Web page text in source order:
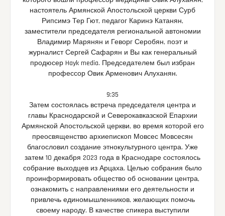
настоятель Армянской Апостольской церкви Сурб
Рипсимэ Тер Гют, педагог Каринэ Катанян,
заместители председателя региональной автономии
Владимир Марянян и Геворг Серобян, поэт и
журналист Сергей Сафарян и Вы как генеральный
продюсер Hayk media. Председателем был избран
профессор Овик Арменович Алуханян.
9:35
Затем состоялась встреча председателя центра и
главы Краснодарской и Северокавказской Епархии
Армянской Апостольской церкви, во время которой его
преосвященство архиепископ Мовсес Мовсесян
благословил создание этнокультурного центра. Уже
затем 10 декабря 2023 года в Краснодаре состоялось
собрание выходцев из Арцаха. Целью собрания было
проинформировать общество об основании центра,
ознакомить с направлениями его деятельности и
привлечь единомышленников, желающих помочь
своему народу. В качестве спикера выступили